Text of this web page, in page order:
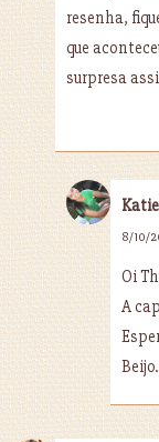
resenha,
que
surpresa
8/10/
Oi
A
Beijo.